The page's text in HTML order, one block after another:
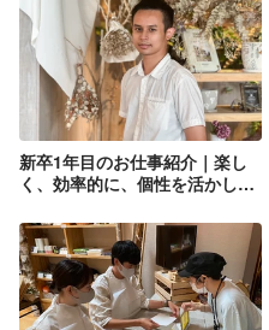
新卒1年目のお仕事紹介｜楽し
く、効率的に、個性を活かして